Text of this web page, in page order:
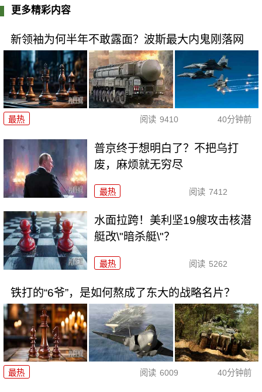
更多精彩内容
新领袖为何半年不敢露面？波斯最大内鬼刚落网
最热 阅读 9410 40分钟前
普京终于想明白了？不把乌打
废，麻烦就无穷尽
最热 阅读 7412
水面拉跨！美利坚19艘攻击核潜
艇改\"暗杀艇\"？
最热 阅读 5262
铁打的“6爷”，是如何熬成了东大的战略名片？
最热 阅读 6009 40分钟前